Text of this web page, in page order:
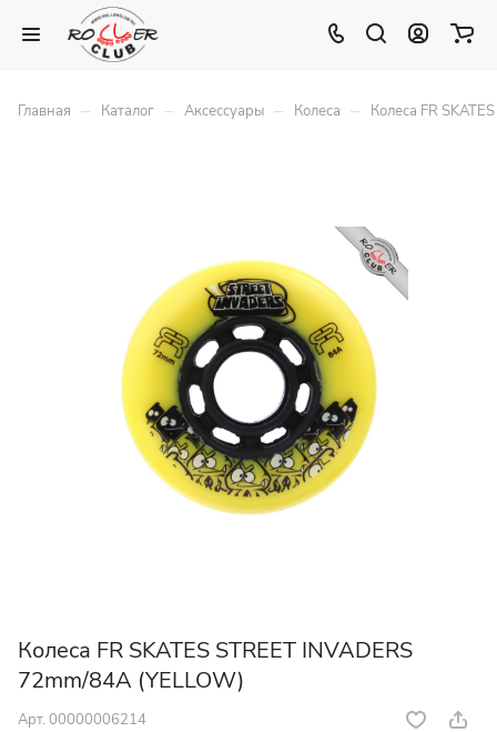
Главная – Каталог – Аксессуары – Колеса – Колеса FR
Колеса FR SKATES STREET INVADERS
72mm/84A (YELLOW)
Арт. 00000006214